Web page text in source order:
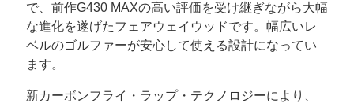
で、前作G430 MAXの高い評価を受け継ぎながら大幅
な進化を遂げたフェアウェイウッドです。幅広いレ
ベルのゴルファーが安心して使える設計になってい
ます。
新カーボンフライ・ラップ・テクノロジーにより、